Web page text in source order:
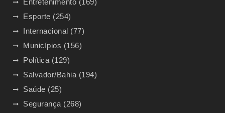
Entretenimento (169)
Esporte (254)
Internacional (77)
Municípios (156)
Política (129)
Salvador/Bahia (194)
Saúde (25)
Segurança (268)